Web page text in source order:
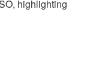
highlighting